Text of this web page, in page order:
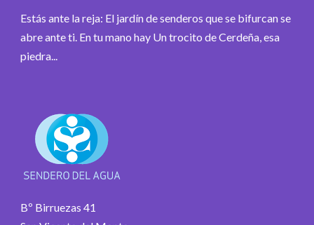
Estás ante la reja: El jardín de senderos que se bifurcan se
abre ante ti. En tu mano hay Un trocito de Cerdeña, esa
piedra...
Bº Birruezas 41